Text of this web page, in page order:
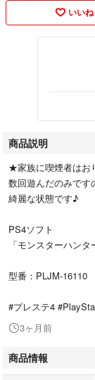
いい
商品説明
★家族に喫煙者はお
数回遊んだのみです
綺麗な状態です♪
PS4ソフト
「モンスターハンタ
型番：PLJM-16110
#プレステ4
3ヶ月前
商品情報